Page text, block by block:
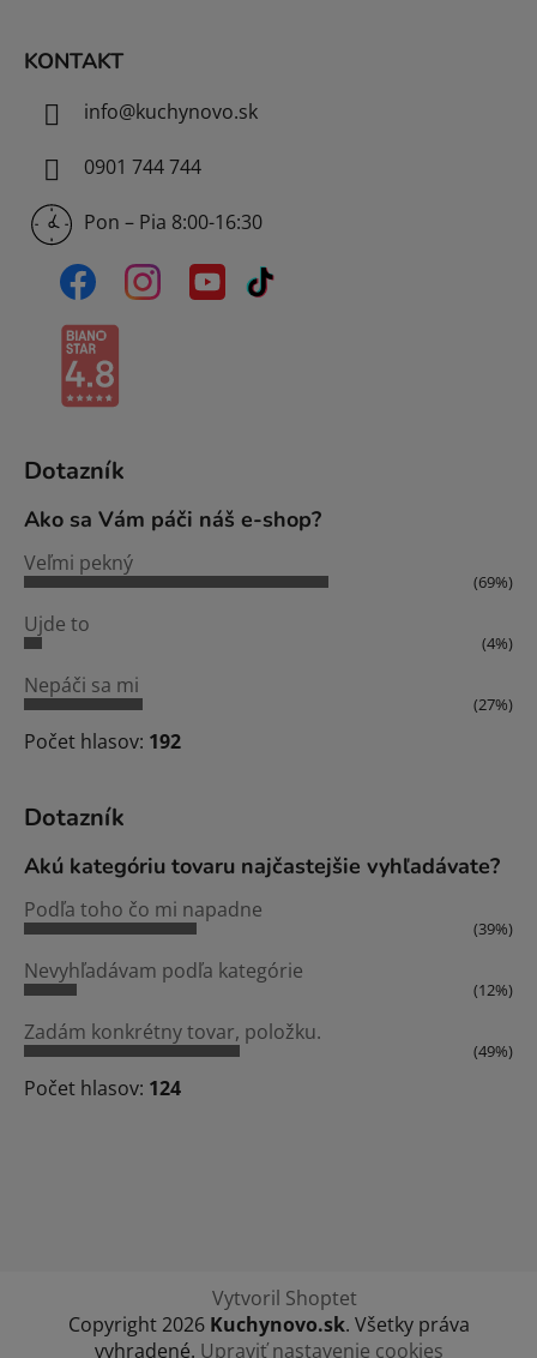
KONTAKT
info@kuchynovo.sk
0901 744 744
Pon – Pia 8:00-16:30
Dotazník
Ako sa Vám páči náš e-shop?
Veľmi pekný
(69%)
Ujde to
(4%)
Nepáči sa mi
(27%)
Počet hlasov: 192
Dotazník
Akú kategóriu tovaru najčastejšie vyhľadávate?
Podľa toho čo mi napadne
(39%)
Nevyhľadávam podľa kategórie
(12%)
Zadám konkrétny tovar, položku.
(49%)
Počet hlasov: 124
Vytvoril Shoptet
Copyright 2026 Kuchynovo.sk. Všetky práva
vyhradené. Upraviť nastavenie cookies